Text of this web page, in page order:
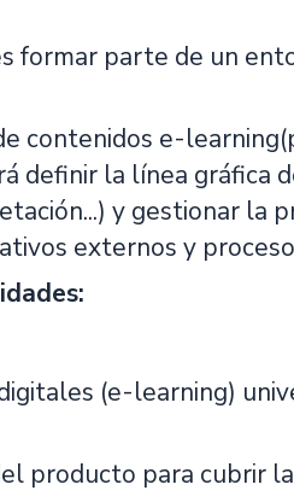
formar parte de un
contenidos e-
definir la línea gráfica
y gestionar la
externos y
(e-learning)
producto para cubrir